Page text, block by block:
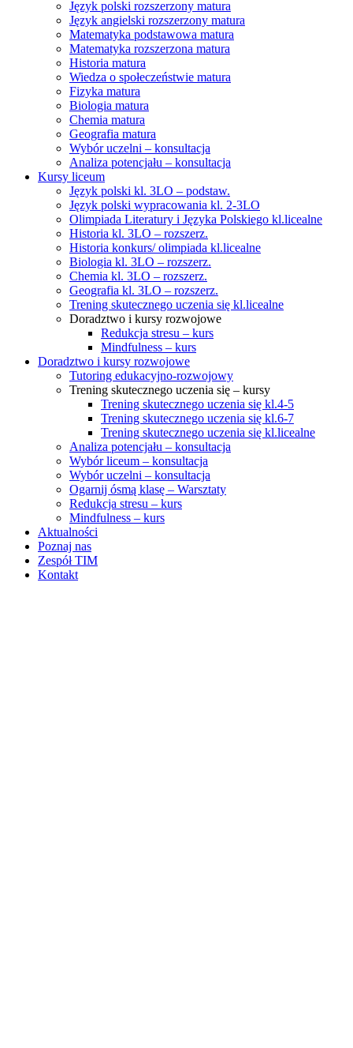
Język polski rozszerzony matura
Język angielski rozszerzony matura
Matematyka podstawowa matura
Matematyka rozszerzona matura
Historia matura
Wiedza o społeczeństwie matura
Fizyka matura
Biologia matura
Chemia matura
Geografia matura
Wybór uczelni – konsultacja
Analiza potencjału – konsultacja
Kursy liceum
Język polski kl. 3LO – podstaw.
Język polski wypracowania kl. 2-3LO
Olimpiada Literatury i Języka Polskiego kl.licealne
Historia kl. 3LO – rozszerz.
Historia konkurs/ olimpiada kl.licealne
Biologia kl. 3LO – rozszerz.
Chemia kl. 3LO – rozszerz.
Geografia kl. 3LO – rozszerz.
Trening skutecznego uczenia się kl.licealne
Doradztwo i kursy rozwojowe
Redukcja stresu – kurs
Mindfulness – kurs
Doradztwo i kursy rozwojowe
Tutoring edukacyjno-rozwojowy
Trening skutecznego uczenia się – kursy
Trening skutecznego uczenia się kl.4-5
Trening skutecznego uczenia się kl.6-7
Trening skutecznego uczenia się kl.licealne
Analiza potencjału – konsultacja
Wybór liceum – konsultacja
Wybór uczelni – konsultacja
Ogarnij ósmą klasę – Warsztaty
Redukcja stresu – kurs
Mindfulness – kurs
Aktualności
Poznaj nas
Zespół TIM
Kontakt